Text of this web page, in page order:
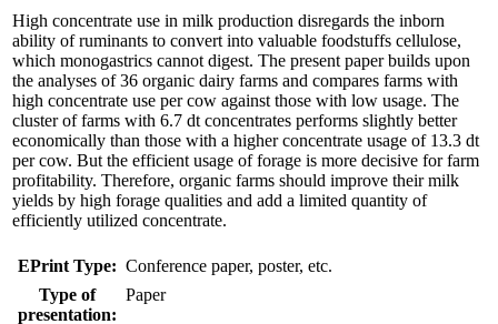
High concentrate use in milk production disregards the inborn
ability of ruminants to convert into valuable foodstuffs cellulose,
which monogastrics cannot digest. The present paper builds upon
the analyses of 36 organic dairy farms and compares farms with
high concentrate use per cow against those with low usage. The
cluster of farms with 6.7 dt concentrates performs slightly better
economically than those with a higher concentrate usage of 13.3 dt
per cow. But the efficient usage of forage is more decisive for farm
profitability. Therefore, organic farms should improve their milk
yields by high forage qualities and add a limited quantity of
efficiently utilized concentrate.
EPrint Type: Conference paper, poster, etc.
Type of
presentation:
Paper